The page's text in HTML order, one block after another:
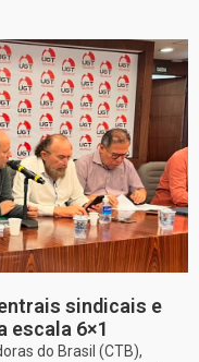
sindicais e
escala 6×1
do Brasil (CTB),